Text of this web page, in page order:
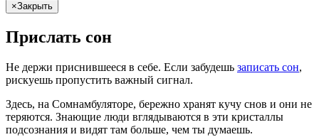
×Закрыть
Прислать сон
Не держи приснившееся в себе. Если забудешь записать сон,
рискуешь пропустить важный сигнал.
Здесь, на Сомнамбуляторе, бережно хранят кучу снов и они не
теряются. Знающие люди вглядываются в эти кристаллы
подсознания и видят там больше, чем ты думаешь.